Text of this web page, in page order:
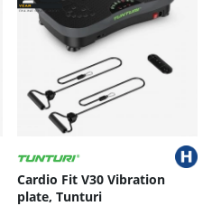
Cardio Fit V30 Vibration
plate, Tunturi